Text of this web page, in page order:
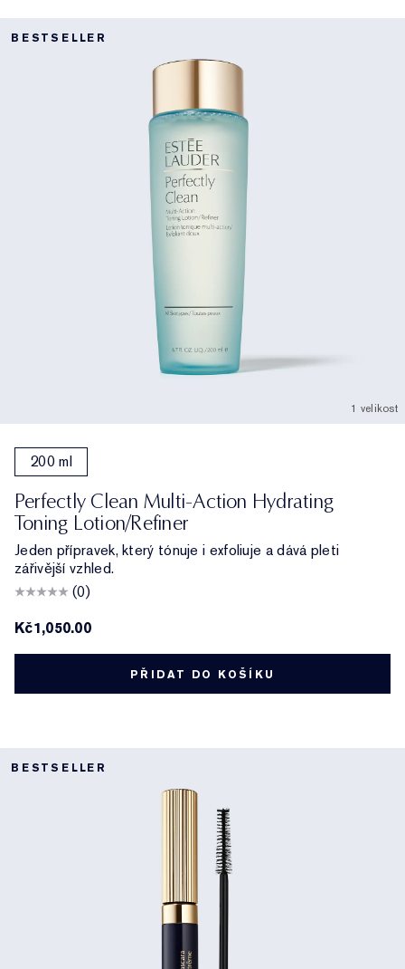
BESTSELLER
1 velikost
200 ml
Perfectly Clean Multi-Action Hydrating
Toning Lotion/Refiner
Jeden přípravek, který tónuje i exfoliuje a dává pleti
zářivější vzhled.
(0)
Kč1,050.00
PŘIDAT DO KOŠÍKU
BESTSELLER